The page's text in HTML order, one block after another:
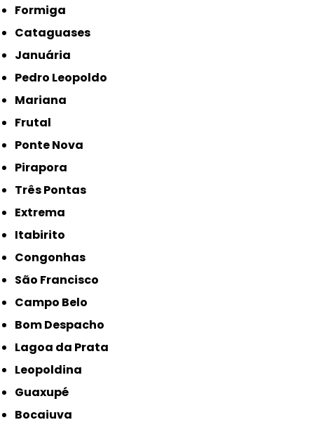
Formiga
Cataguases
Januária
Pedro Leopoldo
Mariana
Frutal
Ponte Nova
Pirapora
Três Pontas
Extrema
Itabirito
Congonhas
São Francisco
Campo Belo
Bom Despacho
Lagoa da Prata
Leopoldina
Guaxupé
Bocaiuva